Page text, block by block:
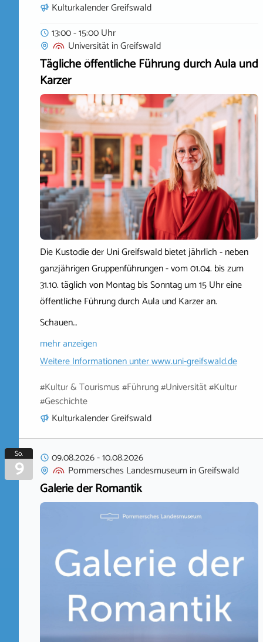
Kulturkalender Greifswald
13:00 - 15:00 Uhr
UniversitätinGreifswald
Tägliche öffentliche Führung durch Aula und
Karzer
Die Kustodie der Uni Greifswald bietet jährlich - neben
ganzjährigen Gruppenführungen - vom 01.04. bis zum
31.10. täglich von Montag bis Sonntag um 15 Uhr eine
öffentliche Führung durch Aula und Karzer an.
Schauen…
mehr anzeigen
Weitere Informationen unterwww.uni-greifswald.de
#Kultur & Tourismus #Führung #Universität #Kultur
#Geschichte
Kulturkalender Greifswald
So.
9 09.08.2026-10.08.2026
Pommersches LandesmuseuminGreifswald
Galerie der Romantik